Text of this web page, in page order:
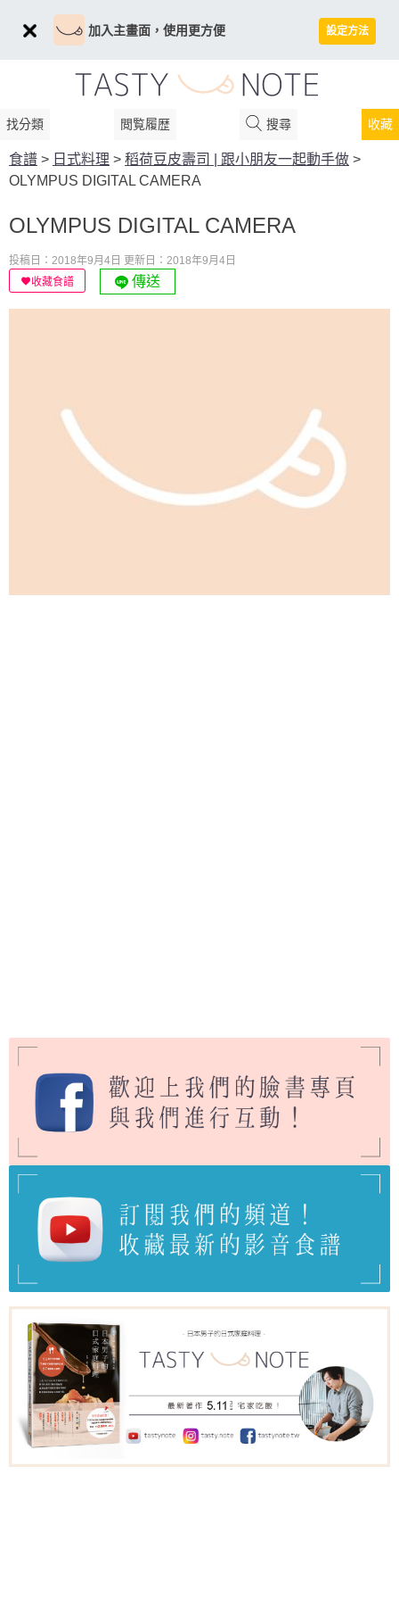
加入主畫面，使用更方便 設定方法
找分類 閲覧履歴 搜尋 收藏
食譜 > 日式料理 > 稻荷豆皮壽司 | 跟小朋友一起動手做 >
OLYMPUS DIGITAL CAMERA
OLYMPUS DIGITAL CAMERA
投稿日：2018年9月4日 更新日：2018年9月4日
收藏食譜
傳送